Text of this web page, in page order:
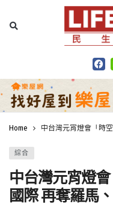
Home 中台灣元宵燈會「時
綜合
中台灣元宵燈
國際 再奪羅馬